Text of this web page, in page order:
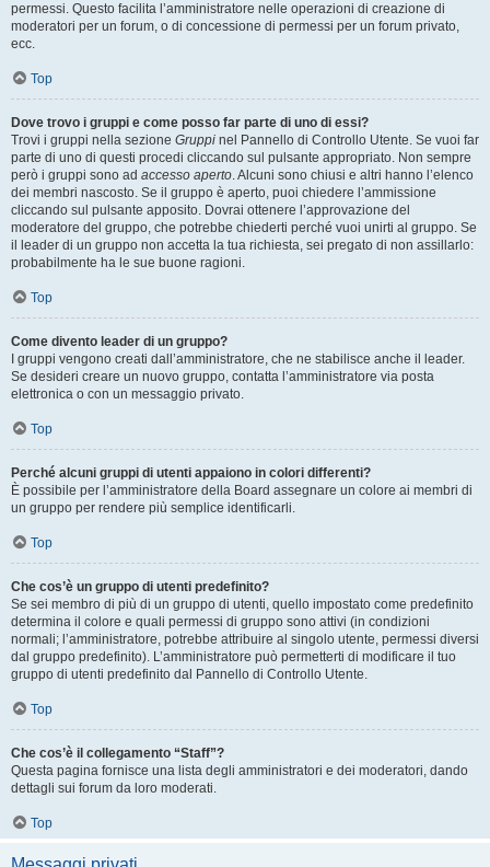
permessi. Questo facilita l’amministratore nelle operazioni di creazione di
moderatori per un forum, o di concessione di permessi per un forum privato,
ecc.
Top
Dove trovo i gruppi e come posso far parte di uno di essi?
Trovi i gruppi nella sezione Gruppi nel Pannello di Controllo Utente. Se vuoi far
parte di uno di questi procedi cliccando sul pulsante appropriato. Non sempre
però i gruppi sono ad accesso aperto. Alcuni sono chiusi e altri hanno l’elenco
dei membri nascosto. Se il gruppo è aperto, puoi chiedere l’ammissione
cliccando sul pulsante apposito. Dovrai ottenere l’approvazione del
moderatore del gruppo, che potrebbe chiederti perché vuoi unirti al gruppo. Se
il leader di un gruppo non accetta la tua richiesta, sei pregato di non assillarlo:
probabilmente ha le sue buone ragioni.
Top
Come divento leader di un gruppo?
I gruppi vengono creati dall’amministratore, che ne stabilisce anche il leader.
Se desideri creare un nuovo gruppo, contatta l’amministratore via posta
elettronica o con un messaggio privato.
Top
Perché alcuni gruppi di utenti appaiono in colori differenti?
È possibile per l’amministratore della Board assegnare un colore ai membri di
un gruppo per rendere più semplice identificarli.
Top
Che cos’è un gruppo di utenti predefinito?
Se sei membro di più di un gruppo di utenti, quello impostato come predefinito
determina il colore e quali permessi di gruppo sono attivi (in condizioni
normali; l’amministratore, potrebbe attribuire al singolo utente, permessi diversi
dal gruppo predefinito). L’amministratore può permetterti di modificare il tuo
gruppo di utenti predefinito dal Pannello di Controllo Utente.
Top
Che cos’è il collegamento “Staff”?
Questa pagina fornisce una lista degli amministratori e dei moderatori, dando
dettagli sui forum da loro moderati.
Top